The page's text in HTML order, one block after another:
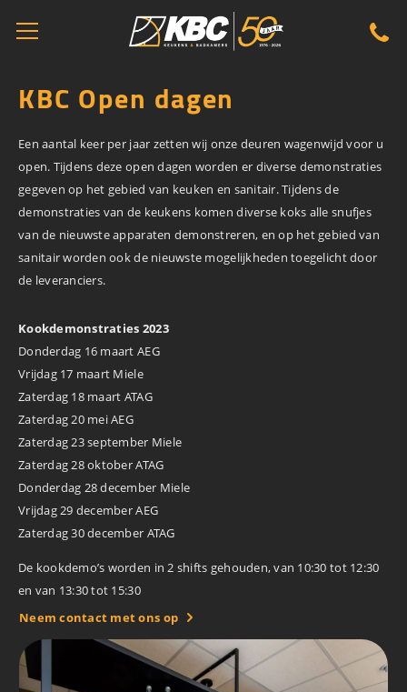
KBC Open dagen
Een aantal keer per jaar zetten wij onze deuren wagenwijd voor u
open. Tijdens deze open dagen worden er diverse demonstraties
gegeven op het gebied van keuken en sanitair. Tijdens de
demonstraties van de keukens komen diverse koks alle snufjes
van de nieuwste apparaten demonstreren, en op het gebied van
sanitair worden ook de nieuwste mogelijkheden toegelicht door
de leveranciers.
Kookdemonstraties 2023
Donderdag 16 maart AEG
Vrijdag 17 maart Miele
Zaterdag 18 maart ATAG
Zaterdag 20 mei AEG
Zaterdag 23 september Miele
Zaterdag 28 oktober ATAG
Donderdag 28 december Miele
Vrijdag 29 december AEG
Zaterdag 30 december ATAG
De kookdemo’s worden in 2 shifts gehouden, van 10:30 tot 12:30
en van 13:30 tot 15:30
Neem contact met ons op